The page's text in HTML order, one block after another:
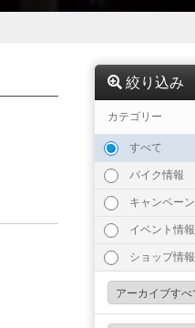
絞り込み
カテゴリー
すべて
バイク情報
キャンペーン
イベント情報
ショップ情報